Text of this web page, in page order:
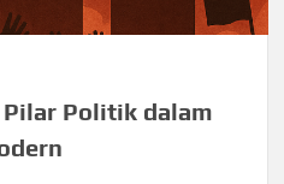
Politik dalam